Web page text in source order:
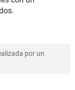
por un